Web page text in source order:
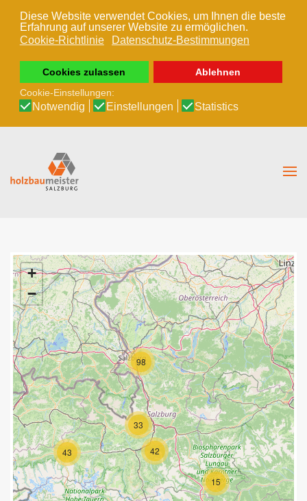
Diese Website verwendet Cookies, um Ihnen die beste
Erfahrung auf unserer Website zu ermöglichen.
Cookie-Richtlinie
Datenschutz-Bestimmungen
Cookies zulassen
Ablehnen
Cookie-Einstellungen:
Notwendig Einstellungen Statistics
Zum Hauptinhalt springen
15
33
42
43
98
+
−